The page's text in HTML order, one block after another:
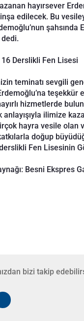
hayırsever
edilecek. Bu
dedi.
16 Derslikli Fen Lisesi
teminatı sevgili
hizmetlerde
ilimize
hayra vesile olan
doğup
Fen Lisesinin
Besni Ekspres
bizi takip